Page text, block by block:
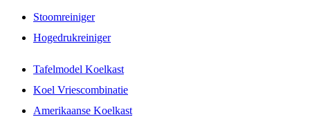
Stoomreiniger
Hogedrukreiniger
Tafelmodel Koelkast
Koel Vriescombinatie
Amerikaanse Koelkast